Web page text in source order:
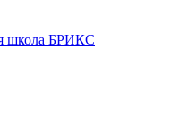
школа БРИКС